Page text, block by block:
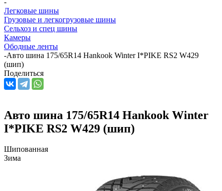
Легковые шины
Грузовые и легкогрузовые шины
Сельхоз и спец шины
Камеры
Ободные ленты
-Авто шина 175/65R14 Hankook Winter I*PIKE RS2 W429
(шип)
Поделиться
Авто шина 175/65R14 Hankook Winter
I*PIKE RS2 W429 (шип)
Шипованная
Зима